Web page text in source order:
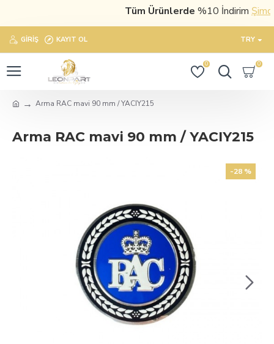
Tüm Ürünlerde%10 İndirimŞimdi
GIRIŞ KAYIT OL TRY
0 0
Arma RAC mavi 90 mm / YACIY215
Arma RAC mavi 90 mm / YACIY215
-28 %